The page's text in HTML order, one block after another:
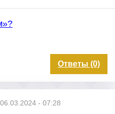
Ответы (0)
06.03.2024 - 07:28